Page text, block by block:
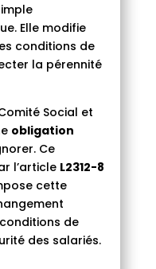
Elle modifie
conditions de
la pérennité
Social et
obligation
Ce
l’article L2312-8
cette
de
des salariés.